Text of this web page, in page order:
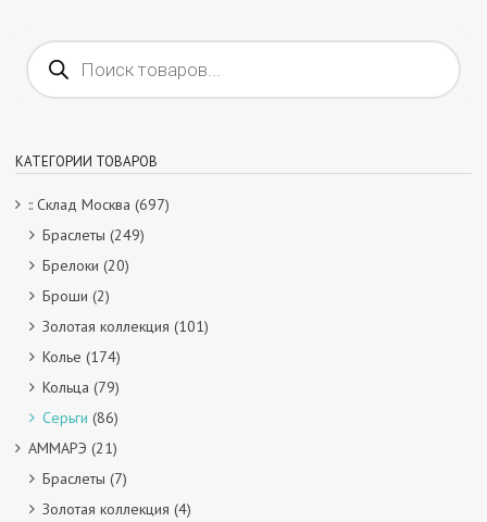
Поиск
товаров
КАТЕГОРИИ ТОВАРОВ
:: Склад Москва (697)
Браслеты (249)
Брелоки (20)
Броши (2)
Золотая коллекция (101)
Колье (174)
Кольца (79)
Серьги (86)
АММАРЭ (21)
Браслеты (7)
Золотая коллекция (4)